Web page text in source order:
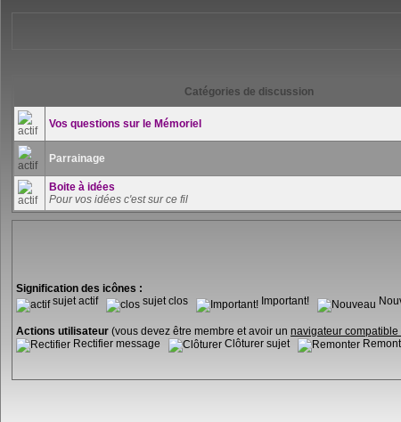
Catégories de discussion
Vos questions sur le Mémoriel
Parrainage
Boite à idées
Pour vos idées c'est sur ce fil
Signification des icônes :
sujet actif
sujet clos Important!
Actions utilisateur (vous devez être membre et avoir un navigateur compatible
Rectifier message
Clôturer sujet